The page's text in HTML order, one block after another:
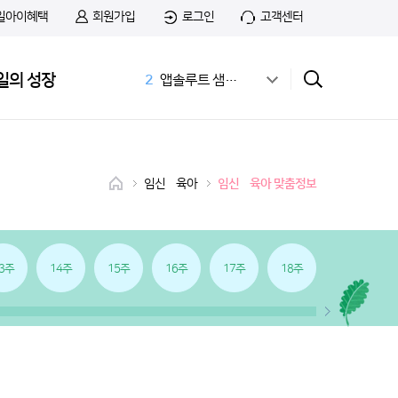
아이혜택 회원가입 로그인 고객센터
의 성장
2
앱솔루트 샘플신청
7 01:14 03:01
9 첫우유
10
36개월 아기 발달
임신•육아 임신•육아 맞춤정보
주 14주 15주 16주 17주 18주